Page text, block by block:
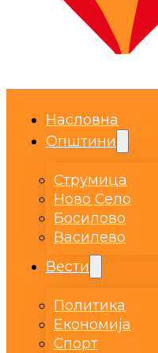
Насловна
Општини
Струмица
Ново Село
Босилово
Василево
Вести
Политика
Економија
Спорт